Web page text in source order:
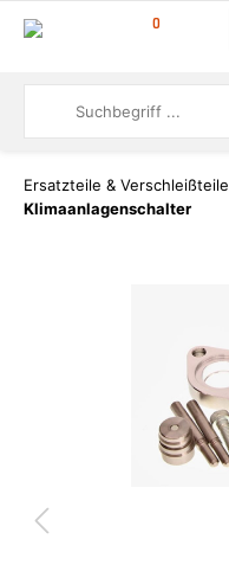
0
Ersatzteile & Verschleißteile
Klimaanlagenschalter